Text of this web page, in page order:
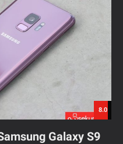
8.0
Galaxy S9